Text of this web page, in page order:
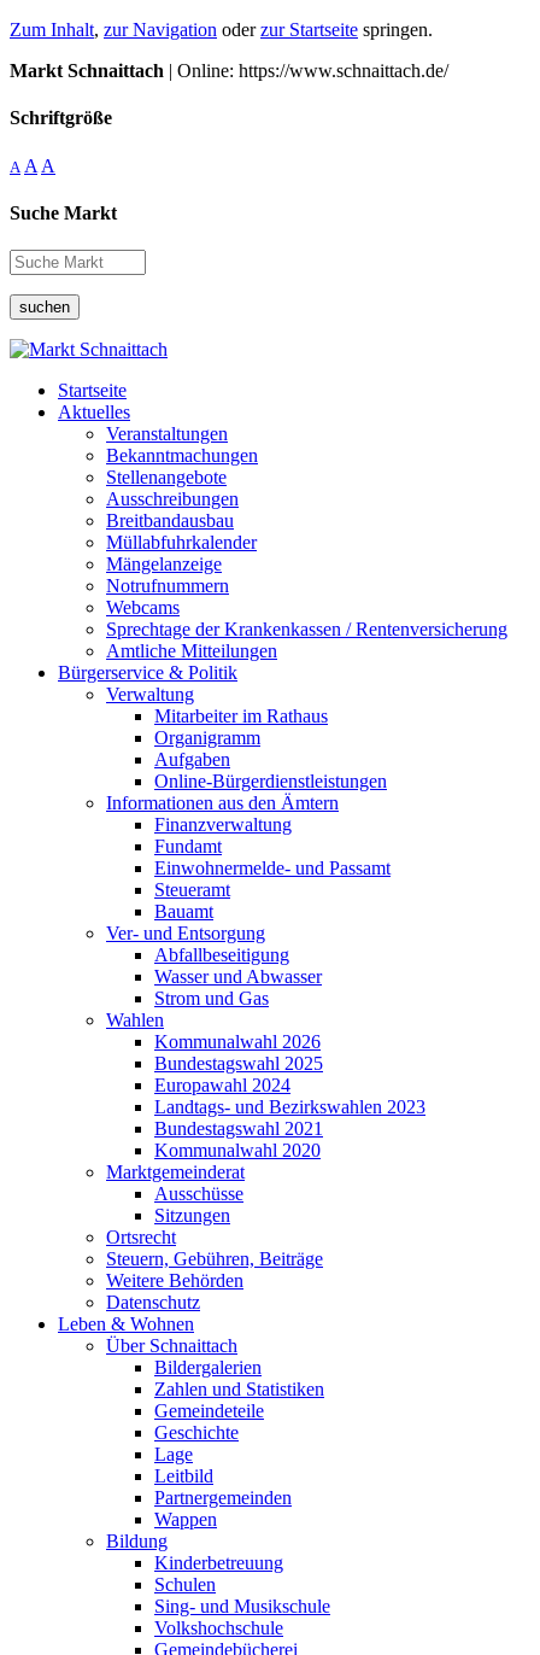
Zum Inhalt, zur Navigation oderzur Startseite springen.
Markt Schnaittach | Online: https://www.schnaittach.de/
Schriftgröße
A A A
Suche Markt
suchen
Startseite
Aktuelles
Veranstaltungen
Bekanntmachungen
Stellenangebote
Ausschreibungen
Breitbandausbau
Müllabfuhrkalender
Mängelanzeige
Notrufnummern
Webcams
Sprechtage der Krankenkassen / Rentenversicherung
Amtliche Mitteilungen
Bürgerservice & Politik
Verwaltung
Mitarbeiter im Rathaus
Organigramm
Aufgaben
Online-Bürgerdienstleistungen
Informationen aus den Ämtern
Finanzverwaltung
Fundamt
Einwohnermelde- und Passamt
Steueramt
Bauamt
Ver- und Entsorgung
Abfallbeseitigung
Wasser und Abwasser
Strom und Gas
Wahlen
Kommunalwahl 2026
Bundestagswahl 2025
Europawahl 2024
Landtags- und Bezirkswahlen 2023
Bundestagswahl 2021
Kommunalwahl 2020
Marktgemeinderat
Ausschüsse
Sitzungen
Ortsrecht
Steuern, Gebühren, Beiträge
Weitere Behörden
Datenschutz
Leben & Wohnen
Über Schnaittach
Bildergalerien
Zahlen und Statistiken
Gemeindeteile
Geschichte
Lage
Leitbild
Partnergemeinden
Wappen
Bildung
Kinderbetreuung
Schulen
Sing- und Musikschule
Volkshochschule
Gemeindebücherei